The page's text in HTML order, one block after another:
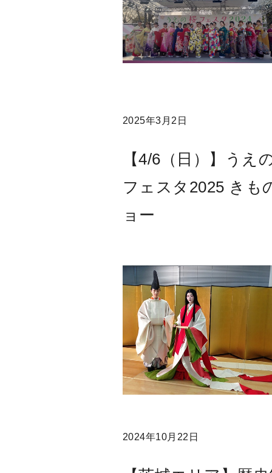
2025年3月2日
【4/6（日）】うえ
フェスタ2025 きも
ョー
2024年10月22日